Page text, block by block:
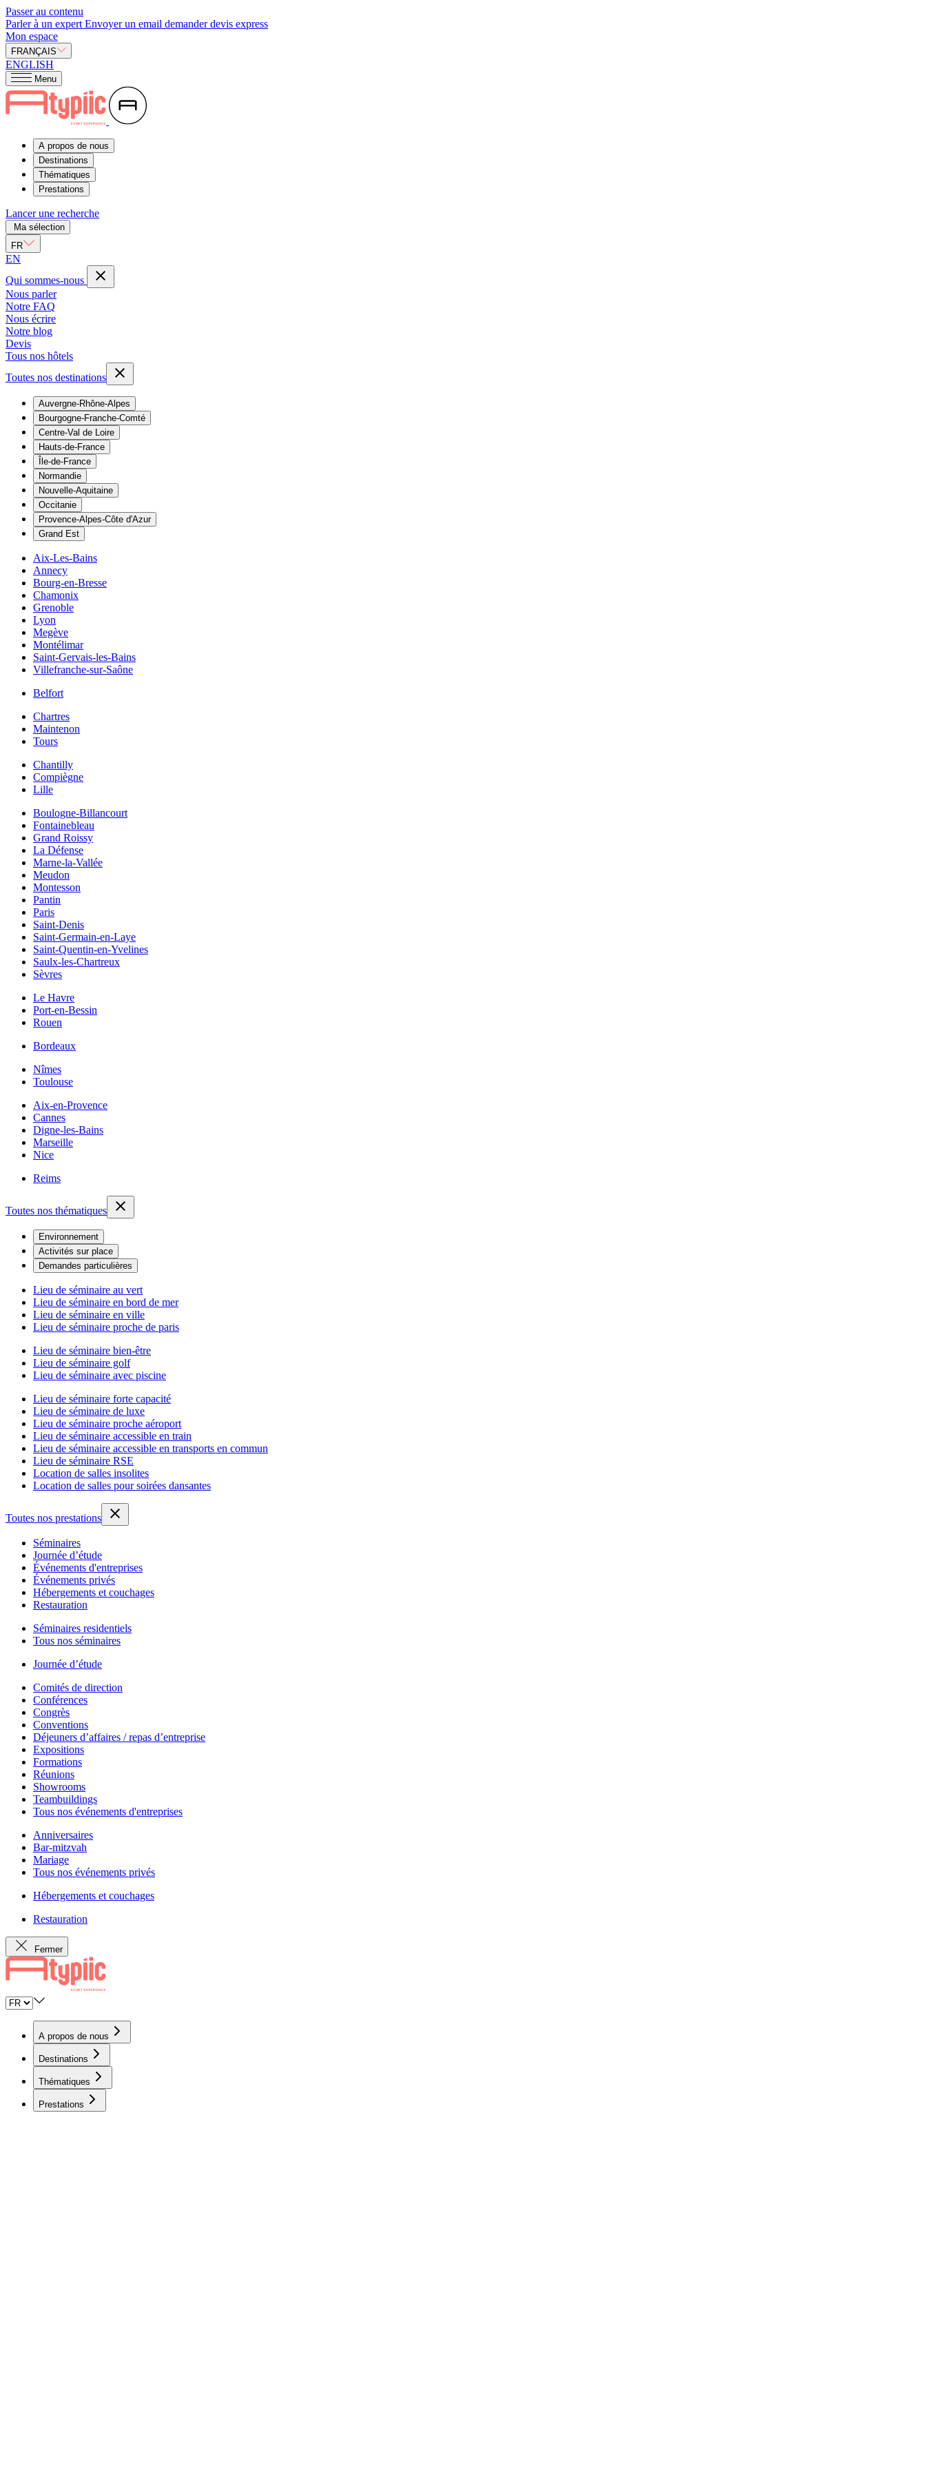
Passer au contenu
Parler à un expert Envoyer un email demander devis express
Mon espace
FRANÇAIS
ENGLISH
Menu
A propos de nous
Destinations
Thématiques
Prestations
Lancer une recherche
Ma sélection
FR
EN
Qui sommes-nous
Nous parler
Notre FAQ
Nous écrire
Notre blog
Devis
Tous nos hôtels
Toutes nos destinations
Auvergne-Rhône-Alpes
Bourgogne-Franche-Comté
Centre-Val de Loire
Hauts-de-France
Île-de-France
Normandie
Nouvelle-Aquitaine
Occitanie
Provence-Alpes-Côte d'Azur
Grand Est
Aix-Les-Bains
Annecy
Bourg-en-Bresse
Chamonix
Grenoble
Lyon
Megève
Montélimar
Saint-Gervais-les-Bains
Villefranche-sur-Saône
Belfort
Chartres
Maintenon
Tours
Chantilly
Compiègne
Lille
Boulogne-Billancourt
Fontainebleau
Grand Roissy
La Défense
Marne-la-Vallée
Meudon
Montesson
Pantin
Paris
Saint-Denis
Saint-Germain-en-Laye
Saint-Quentin-en-Yvelines
Saulx-les-Chartreux
Sèvres
Le Havre
Port-en-Bessin
Rouen
Bordeaux
Nîmes
Toulouse
Aix-en-Provence
Cannes
Digne-les-Bains
Marseille
Nice
Reims
Toutes nos thématiques
Environnement
Activités sur place
Demandes particulières
Lieu de séminaire au vert
Lieu de séminaire en bord de mer
Lieu de séminaire en ville
Lieu de séminaire proche de paris
Lieu de séminaire bien-être
Lieu de séminaire golf
Lieu de séminaire avec piscine
Lieu de séminaire forte capacité
Lieu de séminaire de luxe
Lieu de séminaire proche aéroport
Lieu de séminaire accessible en train
Lieu de séminaire accessible en transports en commun
Lieu de séminaire RSE
Location de salles insolites
Location de salles pour soirées dansantes
Toutes nos prestations
Séminaires
Journée d’étude
Événements d'entreprises
Événements privés
Hébergements et couchages
Restauration
Séminaires residentiels
Tous nos séminaires
Journée d’étude
Comités de direction
Conférences
Congrès
Conventions
Déjeuners d’affaires / repas d’entreprise
Expositions
Formations
Réunions
Showrooms
Teambuildings
Tous nos événements d'entreprises
Anniversaires
Bar-mitzvah
Mariage
Tous nos événements privés
Hébergements et couchages
Restauration
Fermer
A propos de nous
Destinations
Thématiques
Prestations